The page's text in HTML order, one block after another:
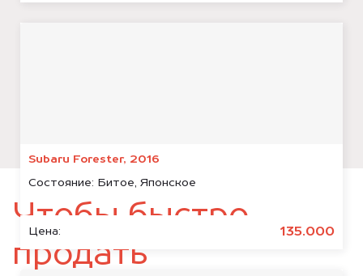
Subaru Forester, 2016
Состояние: Битое, Японское
Цена: 135.000
Чтобы быстро
продать